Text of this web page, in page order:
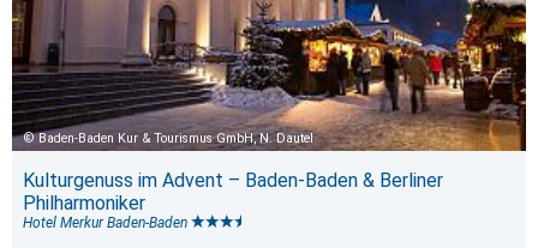
Baden-Baden Kur & Tourismus GmbH, N. Dautel
Kulturgenuss im Advent – Baden-Baden & Berliner
Philharmoniker
Hotel Merkur Baden-Baden